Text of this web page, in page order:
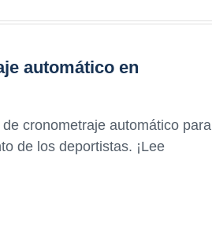
automático en
cronometraje automático para
de los deportistas. ¡Lee